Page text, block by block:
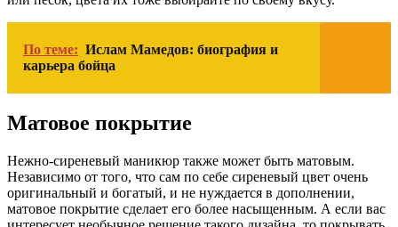
По теме: Ислам Мамедов: биография и
карьера бойца
Матовое покрытие
Нежно-сиреневый маникюр также может быть матовым.
Независимо от того, что сам по себе сиреневый цвет очень
оригинальный и богатый, и не нуждается в дополнении,
матовое покрытие сделает его более насыщенным. А если вас